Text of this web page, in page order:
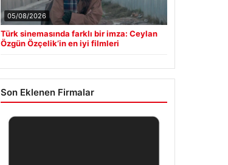
05/08/2026
Türk sinemasında farklı bir imza: Ceylan
Özgün Özçelik’in en iyi filmleri
Son Eklenen Firmalar